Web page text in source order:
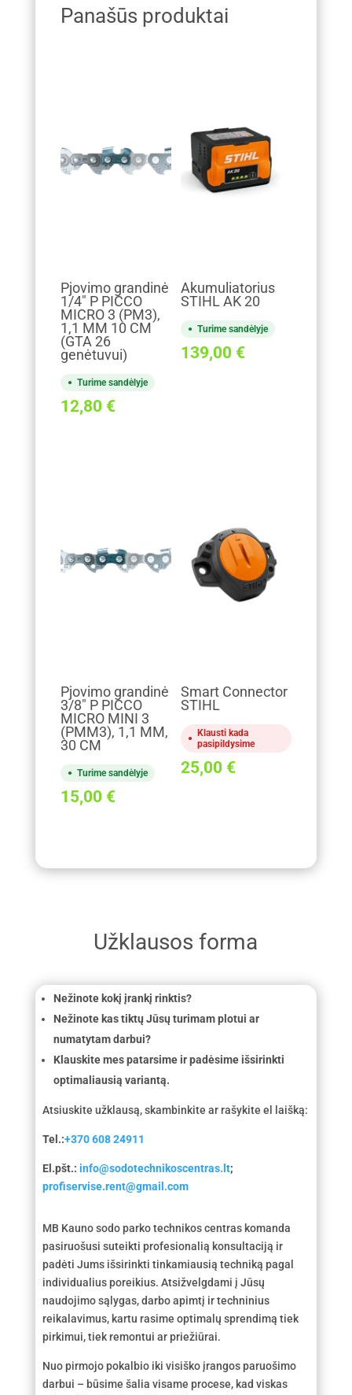
Panašūs produktai
Pjovimo grandinė
1/4" P PICCO
MICRO 3 (PM3),
1,1 MM 10 CM
(GTA 26
genėtuvui)
Turime sandėlyje
12,80 €
Akumuliatorius
STIHL AK 20
Turime sandėlyje
139,00 €
Pjovimo grandinė
3/8" P PICCO
MICRO MINI 3
(PMM3), 1,1 MM,
30 CM
Turime sandėlyje
15,00 €
Smart Connector
STIHL
Klausti kada
pasipildysime
25,00 €
Užklausos forma
Nežinote kokį įrankį rinktis?
Nežinote kas tiktų Jūsų turimam plotui ar
numatytam darbui?
Klauskite mes patarsime ir padėsime išsirinkti
optimaliausią variantą.
Atsiuskite užklausą, skambinkite ar rašykite el laišką:
Tel.:+370 608 24911
El.pšt.: info@sodotechnikoscentras.lt;
profiservise.rent@gmail.com
MB Kauno sodo parko technikos centras komanda
pasiruošusi suteikti profesionalią konsultaciją ir
padėti Jums išsirinkti tinkamiausią techniką pagal
individualius poreikius. Atsižvelgdami į Jūsų
naudojimo sąlygas, darbo apimtį ir techninius
reikalavimus, kartu rasime optimalų sprendimą tiek
pirkimui, tiek remontui ar priežiūrai.
Nuo pirmojo pokalbio iki visiško įrangos paruošimo
darbui – būsime šalia visame procese, kad viskas